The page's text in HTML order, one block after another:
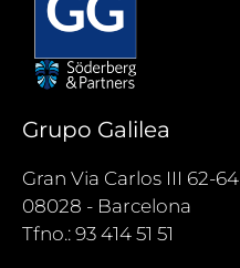
Grupo Galilea
Gran Via Carlos III 62-64
08028 - Barcelona
Tfno.: 93 414 51 51